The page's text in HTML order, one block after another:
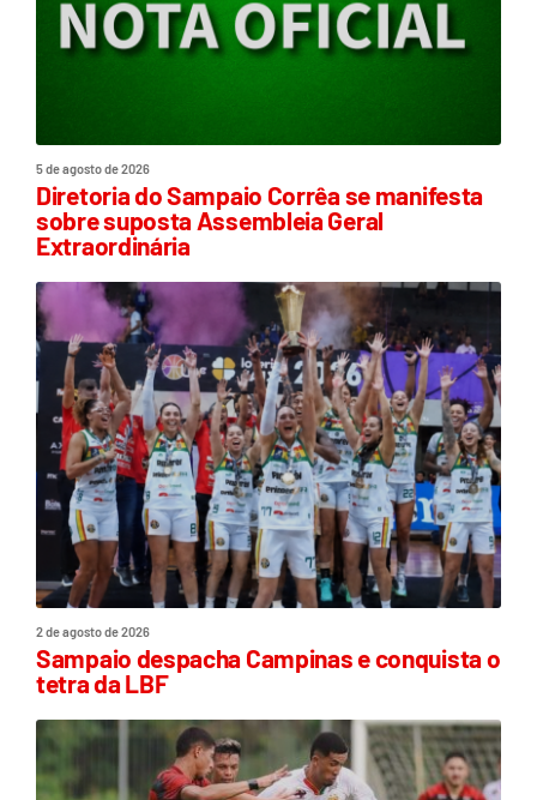
5 de agosto de 2026
Diretoria do Sampaio Corrêa se manifesta
sobre suposta Assembleia Geral
Extraordinária
2 de agosto de 2026
Sampaio despacha Campinas e conquista o
tetra da LBF